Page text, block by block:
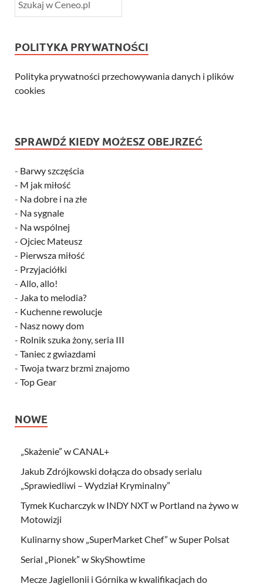
POLITYKA PRYWATNOŚCI
Polityka prywatności przechowywania danych i plików
cookies
SPRAWDŹ KIEDY MOŻESZ OBEJRZEĆ
- Barwy szczęścia
- M jak miłość
- Na dobre i na złe
- Na sygnale
- Na wspólnej
- Ojciec Mateusz
- Pierwsza miłość
- Przyjaciółki
- Allo, allo!
- Jaka to melodia?
- Kuchenne rewolucje
- Nasz nowy dom
- Rolnik szuka żony, seria III
- Taniec z gwiazdami
- Twoja twarz brzmi znajomo
- Top Gear
NOWE
„Skażenie” w CANAL+
Jakub Zdrójkowski dołącza do obsady serialu
„Sprawiedliwi – Wydział Kryminalny”
Tymek Kucharczyk w INDY NXT w Portland na żywo w
Motowizji
Kulinarny show „SuperMarket Chef” w Super Polsat
Serial „Pionek” w SkyShowtime
Mecze Jagiellonii i Górnika w kwalifikacjach do